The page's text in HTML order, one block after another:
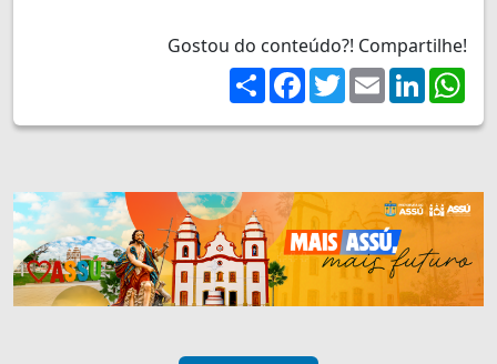
Gostou do conteúdo?! Compartilhe!
ShareFacebook
TwitterEmailLinkedIn